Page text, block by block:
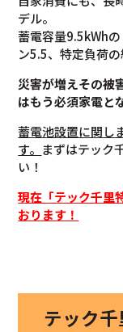
デル。
蓄電容量9.5kWh
ン5.5、特定負荷の
災害が増えその被
はもう必須家電と
蓄電池設置に関し
す。 まずはテック
い！
現在「テック千里
おります！
テック千